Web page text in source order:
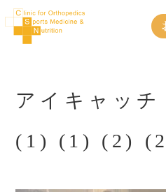
アイキャッ
(1) (1) (2)